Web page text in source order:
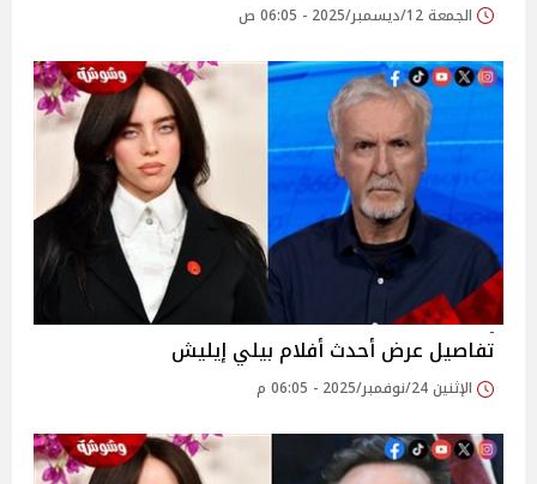
الجمعة 12/ديسمبر/2025 - 06:05 ص
تفاصيل عرض أحدث أفلام بيلي إيليش
الإثنين 24/نوفمبر/2025 - 06:05 م